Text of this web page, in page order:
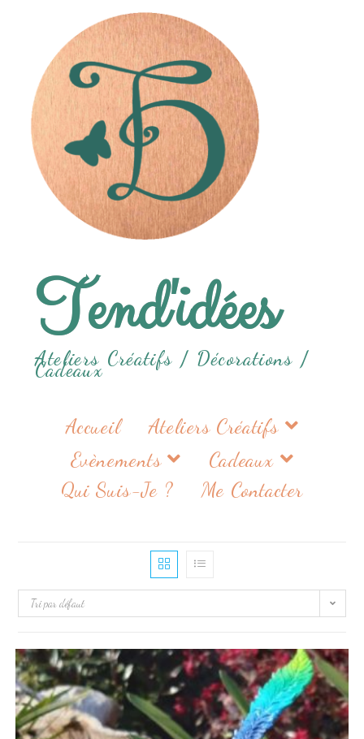
Tend'idées
Ateliers Créatifs / Décorations /
Cadeaux
Accueil
Ateliers Créatifs
Evènements
Cadeaux
Qui Suis-Je ?
Me Contacter
Tri par défaut